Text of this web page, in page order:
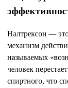
Налтрексон —
механизм
называемых
человек
спиртного, что